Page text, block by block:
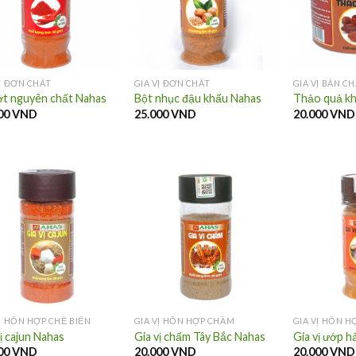
ĐƠN CHẤT
nguyên chất Nahas
VND
GIA VỊ ĐƠN CHẤT
Bột nhục đậu khấu Nahas
25.000VND
GIA VỊ BÁN
Thảo quả
20.000VND
HỖN HỢP CHẾ BIẾN
cajun Nahas
VND
GIA VỊ HỖN HỢP CHẤM
Gia vị chấm Tây Bắc Nahas
20.000VND
GIA VỊ HỖN
Gia vị ướp
20.000VND